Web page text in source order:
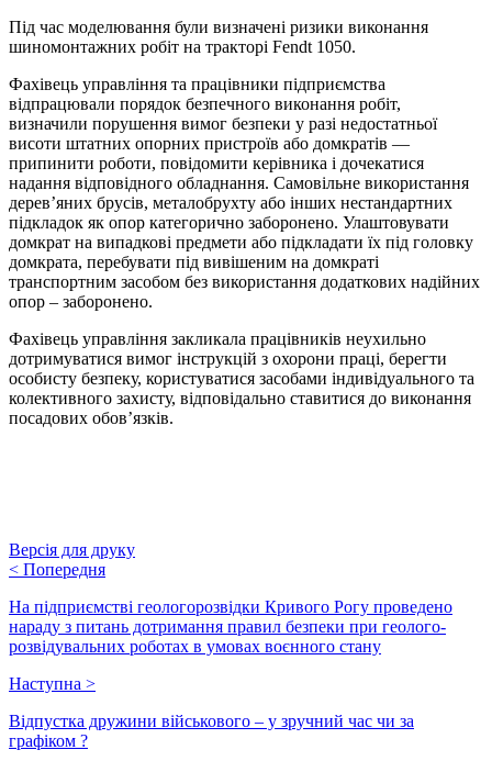
Під час моделювання були визначені ризики виконання
шиномонтажних робіт на тракторі Fendt 1050.
Фахівець управління та працівники підприємства
відпрацювали порядок безпечного виконання робіт,
визначили порушення вимог безпеки у разі недостатньої
висоти штатних опорних пристроїв або домкратів —
припинити роботи, повідомити керівника і дочекатися
надання відповідного обладнання. Самовільне використання
дерев’яних брусів, металобрухту або інших нестандартних
підкладок як опор категорично заборонено. Улаштовувати
домкрат на випадкові предмети або підкладати їх під головку
домкрата, перебувати під вивішеним на домкраті
транспортним засобом без використання додаткових надійних
опор – заборонено.
Фахівець управління закликала працівників неухильно
дотримуватися вимог інструкцій з охорони праці, берегти
особисту безпеку, користуватися засобами індивідуального та
колективного захисту, відповідально ставитися до виконання
посадових обов’язків.
Версія для друку
< Попередня
На підприємстві геологорозвідки Кривого Рогу проведено
нараду з питань дотримання правил безпеки при геолого-
розвідувальних роботах в умовах воєнного стану
Наступна >
Відпустка дружини військового – у зручний час чи за
графіком ?